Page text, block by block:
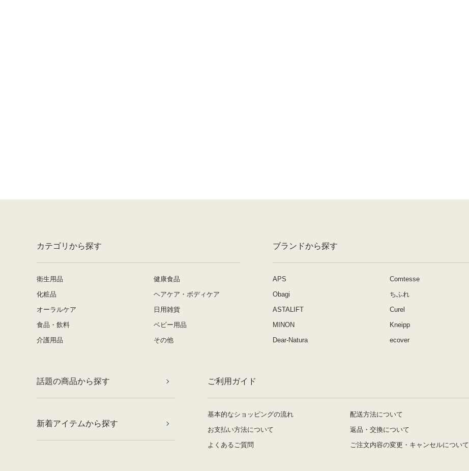
カテゴリから探す
衛生用品
健康食品
化粧品
ヘアケア・ボディケア
オーラルケア
日用雑貨
食品・飲料
ベビー用品
介護用品
その他
ブランドから探す
APS
Comtesse
Obagi
ちふれ
ASTALIFT
Curel
MINON
Kneipp
Dear-Natura
ecover
話題の商品から探す
新着アイテムから探す
ご利用ガイド
基本的なショッピングの流れ
配送方法について
お支払い方法について
返品・交換について
よくあるご質問
ご注文内容の変更・キャンセルについて